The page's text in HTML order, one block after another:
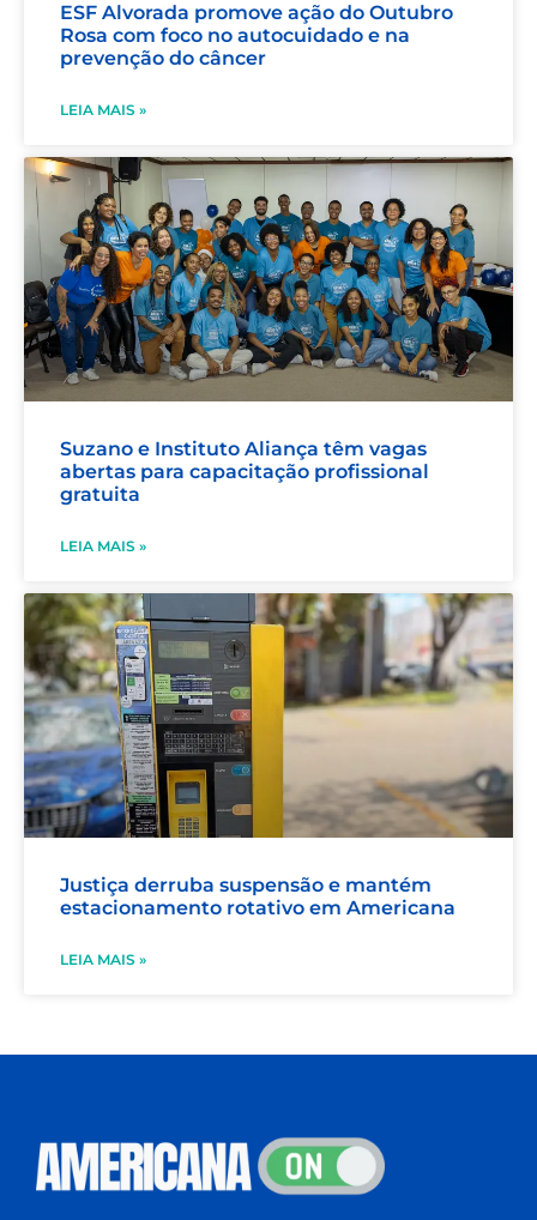
ESF Alvorada promove ação do Outubro
Rosa com foco no autocuidado e na
prevenção do câncer
LEIA MAIS »
Suzano e Instituto Aliança têm vagas
abertas para capacitação profissional
gratuita
LEIA MAIS »
Justiça derruba suspensão e mantém
estacionamento rotativo em Americana
LEIA MAIS »